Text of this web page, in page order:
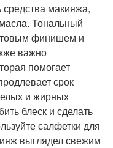
макияжа,
Тональный
финишем и
важно
помогает
срок
и жирных
блеск и сделать
салфетки для
выглядел свежим